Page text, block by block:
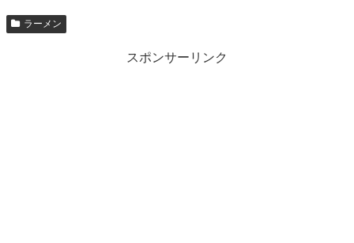
ラーメン
スポンサーリンク